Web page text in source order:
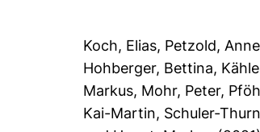
Koch, Elias, Petzold, Anne
Hohberger, Bettina,
Markus, Mohr, Peter,
Kai-Martin, Schuler-